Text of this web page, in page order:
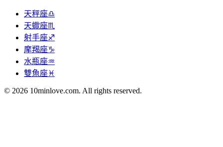
天秤座♎
天蠍座♏
射手座♐
摩羯座♑
水瓶座♒
雙魚座♓
© 2026 10minlove.com. All rights reserved.